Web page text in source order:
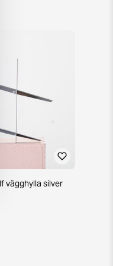
vägghylla silver